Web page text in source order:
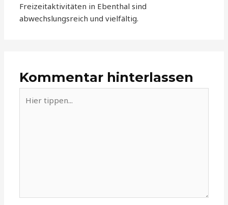
Freizeitaktivitäten in Ebenthal sind
abwechslungsreich und vielfältig.
Kommentar hinterlassen
tippen...